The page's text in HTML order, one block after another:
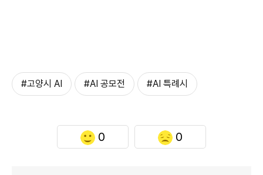
#고양시 AI #AI 공모전 #AI 특례시
0 0